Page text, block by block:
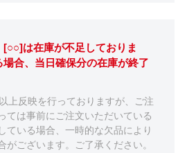
[○○]は在庫が不足しておりま
合、当日確保分の在庫が終了
上反映を行っておりますが、ご注
ては事前にご注文いただいている
ている場合、一時的な欠品により
がございます。ご了承ください。